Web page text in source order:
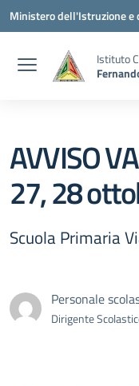
Vai ai contenuti
Vai al menu di navigazione
Vai al footer
Ministero dell'Istruzione e
Istituto
AVVISO
27, 28
Scuola Primaria
Personale
Dirigente